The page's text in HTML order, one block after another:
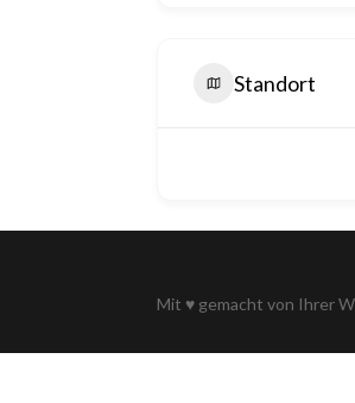
Standort
Mit ♥ gemacht von Ihrer